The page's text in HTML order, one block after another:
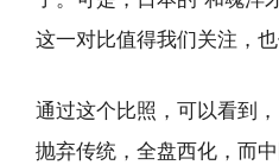
这一对比值得我们关注，也
通过这个比照，可以看到
抛弃传统，全盘西化，而